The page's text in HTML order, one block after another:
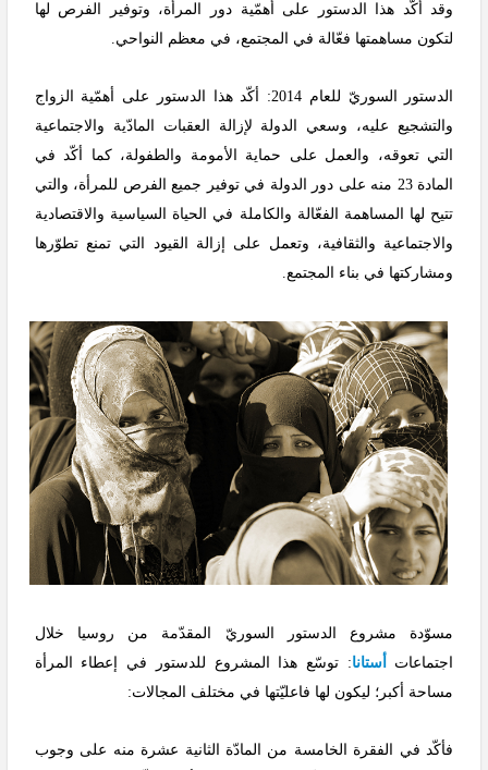
وقد أكّد هذا الدستور على أهمّية دور المرأة، وتوفير الفرص لها
لتكون مساهمتها فعّالة في المجتمع، في معظم النواحي.
الدستور السوريّ للعام 2014: أكّد هذا الدستور على أهمّية الزواج
والتشجيع عليه، وسعي الدولة لإزالة العقبات المادّية والاجتماعية
التي تعوقه، والعمل على حماية الأمومة والطفولة، كما أكّد في
المادة 23 منه على دور الدولة في توفير جميع الفرص للمرأة، والتي
تتيح لها المساهمة الفعّالة والكاملة في الحياة السياسية والاقتصادية
والاجتماعية والثقافية، وتعمل على إزالة القيود التي تمنع تطوّرها
ومشاركتها في بناء المجتمع.
مسوّدة مشروع الدستور السوريّ المقدّمة من روسيا خلال
اجتماعات
أستانا: توسّع هذا المشروع للدستور في إعطاء المرأة
مساحة أكبر؛ ليكون لها فاعليّتها في مختلف المجالات:
فأكّد في الفقرة الخامسة من المادّة الثانية عشرة منه على وجوب